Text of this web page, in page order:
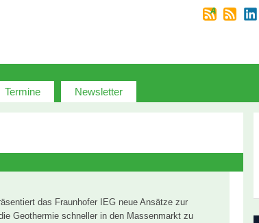
Termine Newsletter
das Fraunhofer IEG neue Ansätze zur
Geothermie schneller in den Massenmarkt zu